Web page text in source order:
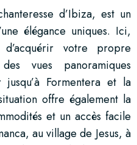
d’Ibiza, est un
élégance uniques. Ici,
votre propre
vues panoramiques
Formentera et la
offre également la
et un accès facile
au village de Jesus, à